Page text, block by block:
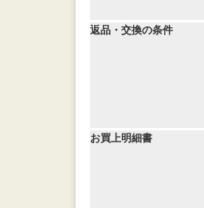
返品・交換の条件
お買上明細書